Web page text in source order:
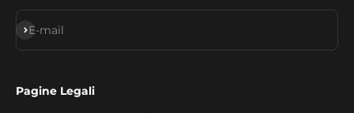
E-mail
S'inscrire
Pagine Legali